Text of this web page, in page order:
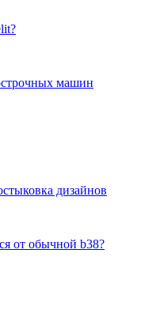
машин
дизайнов
от обычной b38?